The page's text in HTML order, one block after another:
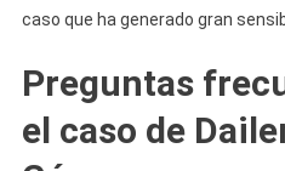
caso que ha generado gran
Preguntas
el caso de